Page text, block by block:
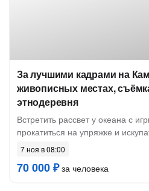
За лучшими кадрами на
живописных местах,
этнодеревня
Встретить рассвет у океана с
прокатиться на упряжке и
7 ноя в 08:00
70 000 ₽за человека